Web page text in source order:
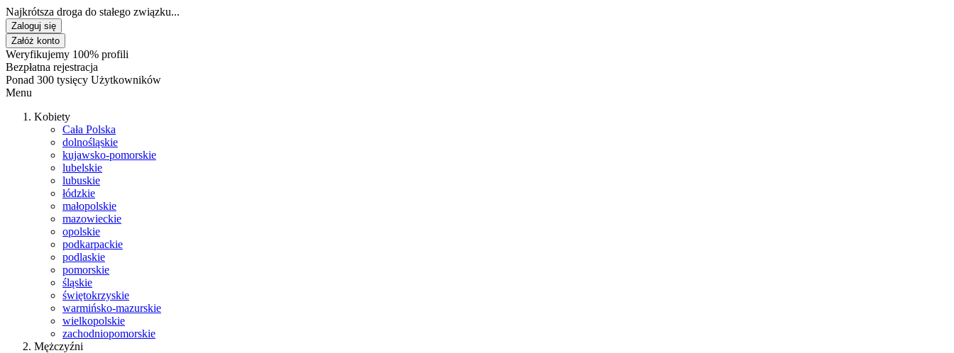
Najkrótsza droga do stałego związku...
Zaloguj się
Załóż konto
Weryfikujemy 100% profili
Bezpłatna rejestracja
Ponad 300 tysięcy Użytkowników
Menu
Kobiety
Cała Polska
dolnośląskie
kujawsko-pomorskie
lubelskie
lubuskie
łódzkie
małopolskie
mazowieckie
opolskie
podkarpackie
podlaskie
pomorskie
śląskie
świętokrzyskie
warmińsko-mazurskie
wielkopolskie
zachodniopomorskie
Mężczyźni